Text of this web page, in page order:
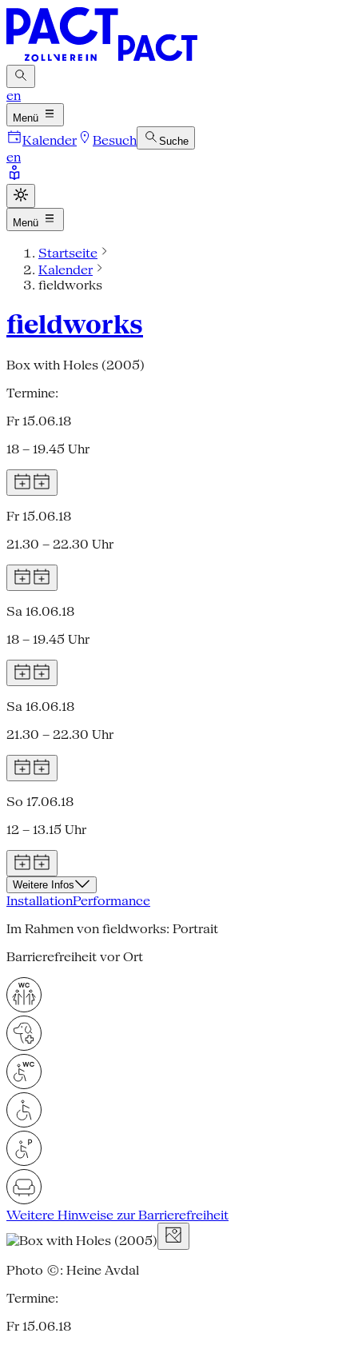
en
Menü
Kalender Besuch Suche
en
Menü
Startseite
Kalender
fieldworks
fieldworks
Box with Holes (2005)
Termine:
Fr 15.06.18
18 – 19.45 Uhr
Fr 15.06.18
21.30 – 22.30 Uhr
Sa 16.06.18
18 – 19.45 Uhr
Sa 16.06.18
21.30 – 22.30 Uhr
So 17.06.18
12 – 13.15 Uhr
Weitere Infos
InstallationPerformance
Im Rahmen von fieldworks: Portrait
Barrierefreiheit vor Ort
Weitere Hinweise zur Barrierefreiheit
Photo ©: Heine Avdal
Termine:
Fr 15.06.18